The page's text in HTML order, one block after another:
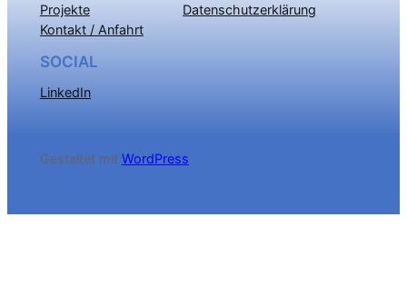
Projekte
Kontakt / Anfahrt
Datenschutzerklärung
SOCIAL
LinkedIn
Gestaltet mit WordPress